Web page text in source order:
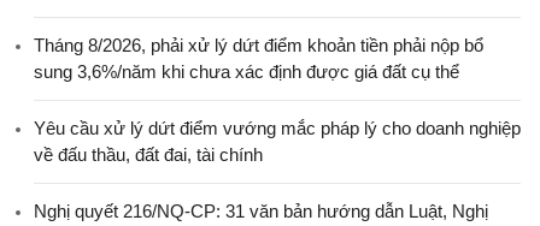
Tháng 8/2026, phải xử lý dứt điểm khoản tiền phải nộp bổ
sung 3,6%/năm khi chưa xác định được giá đất cụ thể
Yêu cầu xử lý dứt điểm vướng mắc pháp lý cho doanh nghiệp
về đấu thầu, đất đai, tài chính
Nghị quyết 216/NQ-CP: 31 văn bản hướng dẫn Luật, Nghị